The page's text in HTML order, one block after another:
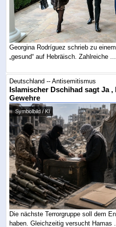
Georgina Rodríguez schrieb zu
„gesund“ auf Hebräisch. Zahlreiche ...
Deutschland -- Antisemitismus
Islamischer Dschihad sagt Ja
Gewehre
Symbolbild / KI
Die nächste Terrorgruppe soll dem
haben. Gleichzeitig versucht Hamas